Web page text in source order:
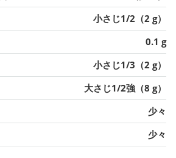
小さじ1/2（2 g）
0.1 g
小さじ1/3（2 g）
大さじ1/2強（8 g）
少々
少々